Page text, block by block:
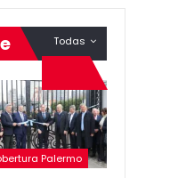
Todas
Palermo